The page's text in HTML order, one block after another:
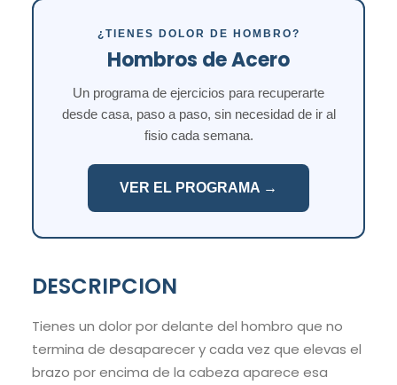
¿TIENES DOLOR DE HOMBRO?
Hombros de Acero
Un programa de ejercicios para recuperarte
desde casa, paso a paso, sin necesidad de ir al
fisio cada semana.
VER EL PROGRAMA →
DESCRIPCION
Tienes un dolor por delante del hombro que no
termina de desaparecer y cada vez que elevas el
brazo por encima de la cabeza aparece esa